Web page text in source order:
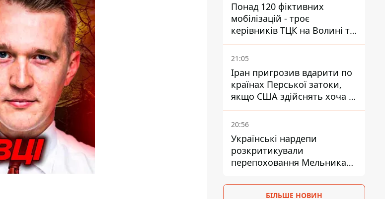
Понад 120 фіктивних
мобілізацій - троє
керівників ТЦК на Волині та
Буковині отримали підозри
за фейкові звіти
21:05
Іран пригрозив вдарити по
країнах Перської затоки,
якщо США здійснять хоча б
одну атаку - Reuters
20:56
Українські нардепи
розкритикували
перепоховання Мельника
ізоляції
БІЛЬШЕ НОВИН